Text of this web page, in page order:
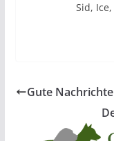
Sid,
Gute